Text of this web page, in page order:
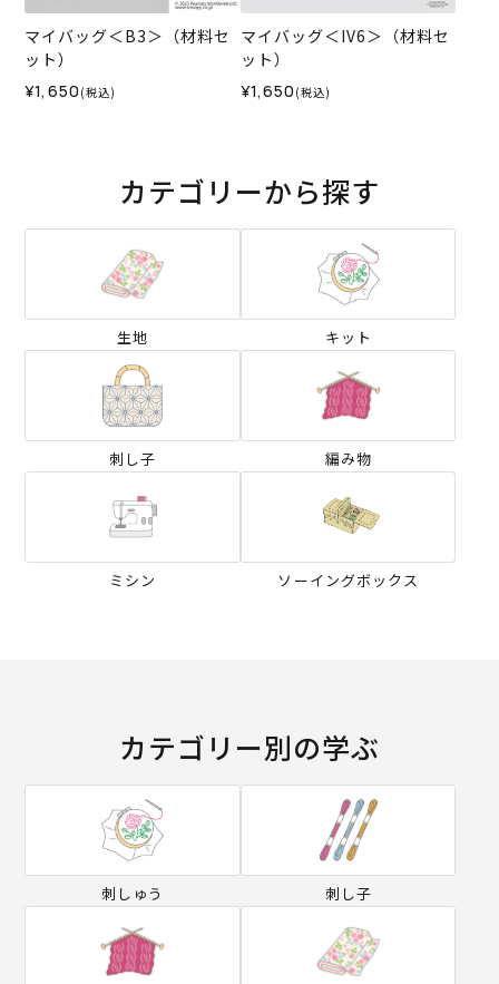
マイバッグ＜B3＞（材料セ
ット）
¥1,650 (税込)
マイバッグ＜IV6＞（材料セ
ット）
¥1,650 (税込)
カテゴリーから探す
生地 キット
刺し子 編み物
ミシン ソーイングボックス
カテゴリー別の学ぶ
刺しゅう 刺し子